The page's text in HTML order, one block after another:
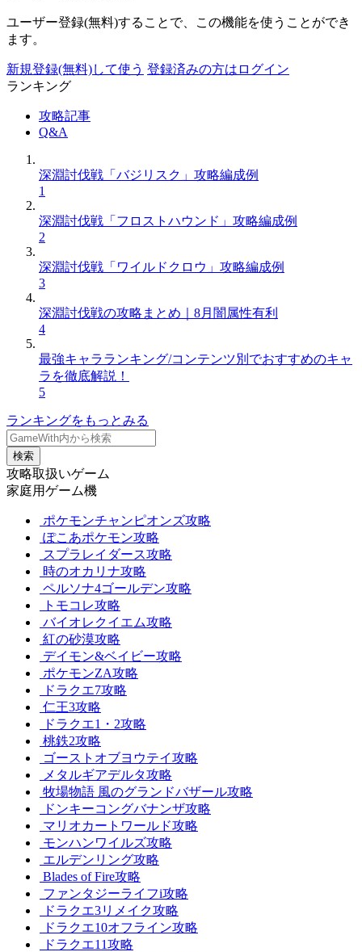
ユーザー登録(無料)することで、この機能を使うことができ
ます。
新規登録(無料)して使う 登録済みの方はログイン
ランキング
攻略記事
Q&A
深淵討伐戦「バジリスク」攻略編成例
1
深淵討伐戦「フロストハウンド」攻略編成例
2
深淵討伐戦「ワイルドクロウ」攻略編成例
3
深淵討伐戦の攻略まとめ｜8月闇属性有利
4
最強キャラランキング/コンテンツ別でおすすめのキャ
ラを徹底解説！
5
ランキングをもっとみる
検索
攻略取扱いゲーム
家庭用ゲーム機
ポケモンチャンピオンズ攻略
ぽこあポケモン攻略
スプラレイダース攻略
時のオカリナ攻略
ペルソナ4ゴールデン攻略
トモコレ攻略
バイオレクイエム攻略
紅の砂漠攻略
デイモン&ベイビー攻略
ポケモンZA攻略
ドラクエ7攻略
仁王3攻略
ドラクエ1・2攻略
桃鉄2攻略
ゴーストオブヨウテイ攻略
メタルギアデルタ攻略
牧場物語 風のグランドバザール攻略
ドンキーコングバナンザ攻略
マリオカートワールド攻略
モンハンワイルズ攻略
エルデンリング攻略
Blades of Fire攻略
ファンタジーライフi攻略
ドラクエ3リメイク攻略
ドラクエ10オフライン攻略
ドラクエ11攻略